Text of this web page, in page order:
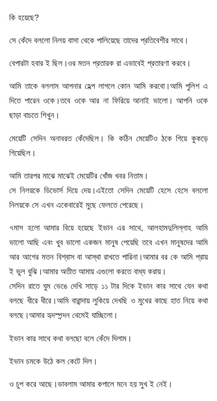
কি হয়েছে?
সে কেঁদে বললো নিলয় বাসা থেকে পালিয়েছে তাদের প্রতিবেশীর সাথে।
বেপারটা হবার ই ছিল।ওর মতন প্রতারক রা এভাবেই প্রতারণা করবে।
আমি তাকে বললাম আপনার হেল্প লাগলে কোন আমি করবো।আমি পুলিশ এ
দিতে পারেন ওকে।তবে ওকে আর না ফিরিয়ে আনাই ভালো। আপনি ওকে
ছাড়া বাচতে শিখুন।
মেয়েটি সেদিন অনাবরত কেঁদেছিল। কি কঠিন মেয়েটিও ঠকে গিয়ে কুকড়ে
গিয়েছিল।
আমি তারপর মাঝে মাঝেই মেয়েটির খোঁজ খবর নিতাম।
সে নিলয়কে ডিভোর্স দিয়ে দেয়।এইতো সেদিন মেয়েটি হেসে হেসে বললো
নিলয়কে সে এখন একেবারেই মুছে ফেলতে পেরেছে।
৭মাস হলো আমার বিয়ে হয়েছে ইভান এর সাথে, আলহামদুলিল্লাহ আমি
ভালো আছি এবং খুব ভালো একজন মানুষ পেয়েছি তবে এখন মানুষদের আমি
আর আগের মতন বিশ্বাস বা আস্থা রাখতে পারিনা।আমার বর কে আমি প্রায়
ই ভুল বুঝি।আমার অতীত আমায় এগুলো করতে বাধ্য করায়।
সেদিন রাতে ঘুম ভেঙে দেখি সাড়ে ১১ টার দিকে ইভান কার সাথে যেন কথা
বলছে ধীরে ধীরে।আমি বারান্দায় লুকিয়ে দেখছি ও মুখের কাছে হাত নিয়ে কথা
বলছে।আমার হৃদস্পন্দন থেমেই যাচ্ছিলো।
ইভান কার সাথে কথা বলছো বলে কেঁদে দিলাম।
ইভান চমকে উঠে কল কেটে দিল।
ও চুপ করে আছে।ভাবলাম আমার কপালে মনে হয় সুখ ই নেই।